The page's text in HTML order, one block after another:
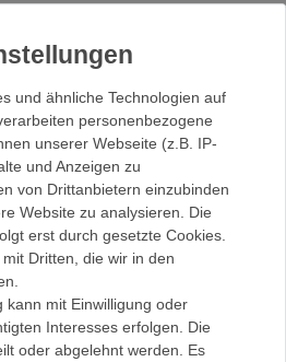
made in Austria:
werden in Fulpmes im
werden Lieferkosten, -zeiten
und der ökologische
Neben der Sicherung von
bedeutet dies auch, dass
in Österreich eingehalten
alle AustriAlpin Produkte die
und ähnliche Technologien auf
personenbezogene
unserer Webseite (z.B. IP-
und Anzeigen zu
von Drittanbietern einzubinden
Website zu analysieren. Die
erst durch gesetzte Cookies.
Dritten, die wir in den
kann mit Einwilligung oder
Interesses erfolgen. Die
oder abgelehnt werden. Es